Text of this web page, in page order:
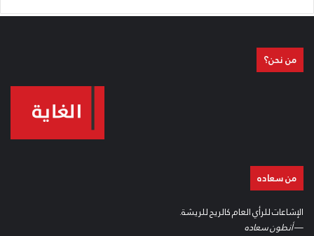
من نحن؟
من سعاده
الإشاعات للرأي العام كالريح للريشة.
—أنطون سعاده